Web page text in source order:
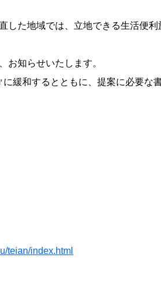
た地域では、立地できる生活便
知らせいたします。
緩和するとともに、提案に必要な
teian/index.html